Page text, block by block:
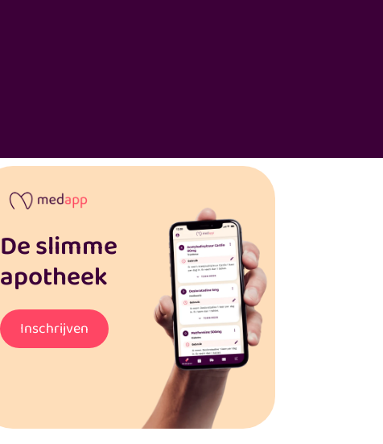
De slimme
apotheek
Inschrijven